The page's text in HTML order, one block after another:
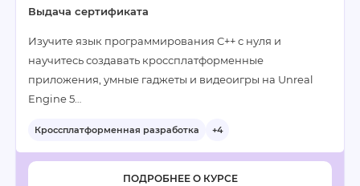
Выдача сертификата
Изучите язык программирования C++ с нуля и
научитесь создавать кроссплатформенные
приложения, умные гаджеты и видеоигры на Unreal
Engine 5…
Кроссплатформенная разработка +4
ПОДРОБНЕЕ О КУРСЕ